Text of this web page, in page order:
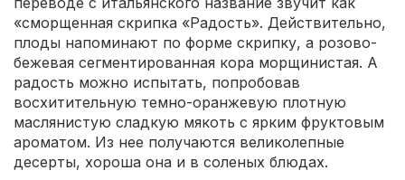
«сморщенная скрипка «Радость». Действительно,
плоды напоминают по форме скрипку, а розово-
бежевая сегментированная кора морщинистая. А
радость можно испытать, попробовав
восхитительную темно-оранжевую плотную
маслянистую сладкую мякоть с ярким фруктовым
ароматом. Из нее получаются великолепные
десерты, хороша она и в соленых блюдах.